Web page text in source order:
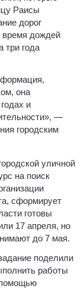
Раисы
дорог
время дождей
три года
она
и
—
городским
уличной
на поиск
сформирует
готовы
17 апреля, но
до 7 мая.
поделили
работы